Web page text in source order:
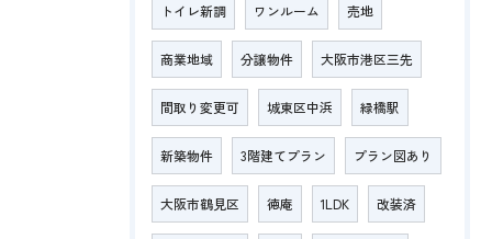
トイレ新調 ワンルーム 売地
商業地域 分譲物件 大阪市港区三先
間取り変更可 城東区中浜 緑橋駅
新築物件 3階建てプラン プラン図あり
大阪市鶴見区 徳庵 1LDK 改装済